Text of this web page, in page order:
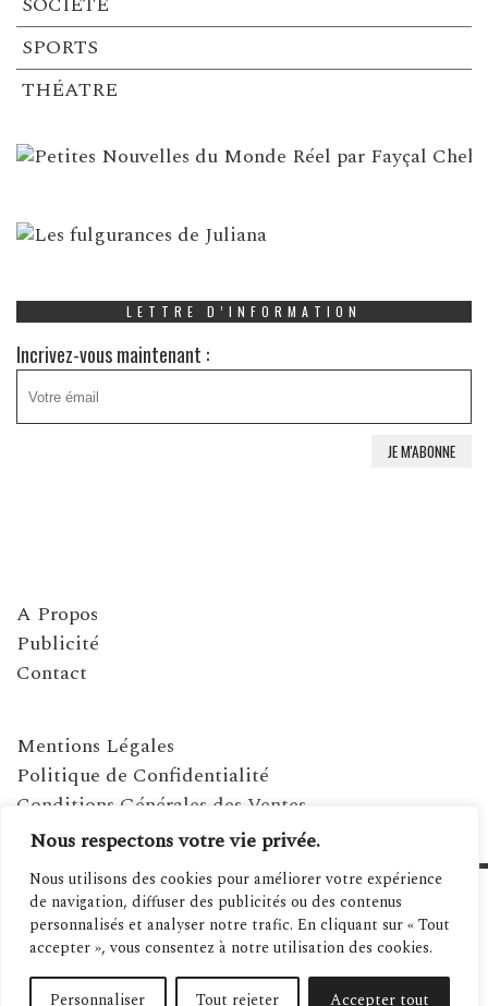
Nous respectons votre vie privée.
Nous utilisons des cookies pour améliorer votre expérience
de navigation, diffuser des publicités ou des contenus
personnalisés et analyser notre trafic. En cliquant sur « Tout
accepter », vous consentez à notre utilisation des cookies.
Personnaliser Tout rejeter Accepter tout
SPORTS
THÉATRE
LETTRE D’INFORMATION
Incrivez-vous maintenant :
A Propos
Publicité
Contact
Mentions Légales
Politique de Confidentialité
Conditions Générales des Ventes
©2021 MAGAZINE MÉDITERRANÉENNES - SITE RÉALISÉ PAR SPANIWEB